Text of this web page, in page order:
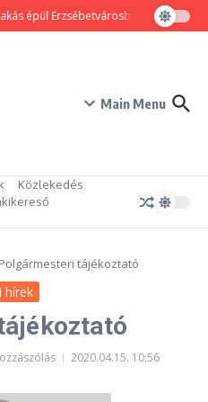
épül Erzsébetvárosban Hogyan
Main Menu
Közlekedés
Polgármesteri tájékoztató
hírek
2020.04.15. 10:56